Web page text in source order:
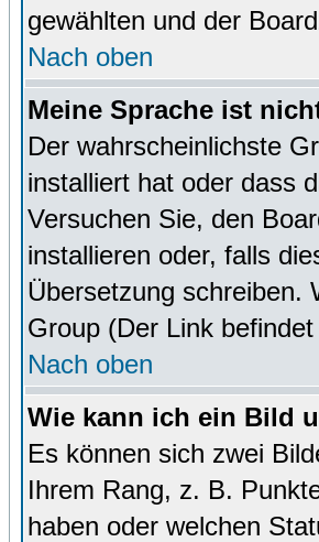
gewählten und der
Nach oben
Meine Sprache ist
Der wahrscheinlichste
installiert hat oder dass
Versuchen Sie, den
installieren oder, falls
Übersetzung schreiben.
Group (Der Link
Nach oben
Wie kann ich ein Bild
Es können sich zwei
Ihrem Rang, z. B.
haben oder welchen